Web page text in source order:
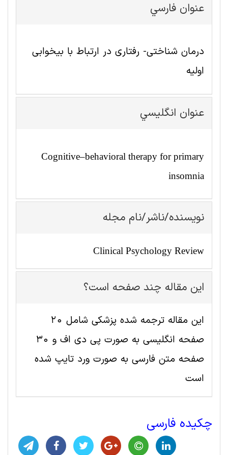
عنوان فارسي
درمان شناختی- رفتاری در ارتباط با بیخوابی
اولیه
عنوان انگليسي
Cognitive–behavioral therapy for primary
insomnia
نویسنده/ناشر/نام مجله
Clinical Psychology Review
این مقاله چند صفحه است؟
این مقاله ترجمه شده پزشکی شامل 20
صفحه انگلیسی به صورت پی دی اف و 30
صفحه متن فارسی به صورت ورد تایپ شده
است
چکیده فارسی